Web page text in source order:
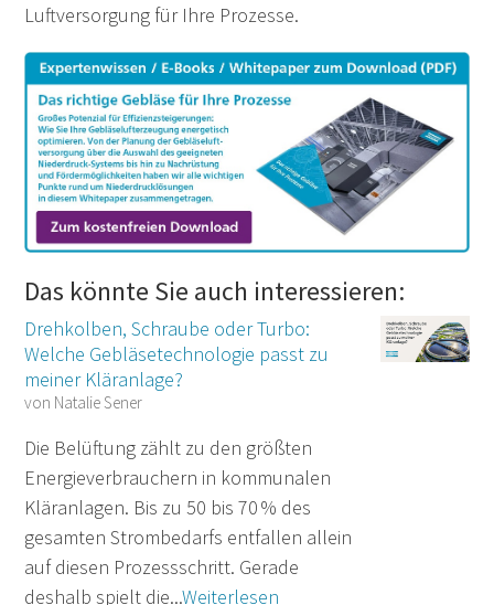
Luftversorgung für Ihre Prozesse.
Das könnte Sie auch interessieren:
Drehkolben, Schraube oder Turbo:
Welche Gebläsetechnologie passt zu
meiner Kläranlage?
von Natalie Sener
Die Belüftung zählt zu den größten
Energieverbrauchern in kommunalen
Kläranlagen. Bis zu 50 bis 70 % des
gesamten Strombedarfs entfallen allein
auf diesen Prozessschritt. Gerade
deshalb spielt die...Weiterlesen